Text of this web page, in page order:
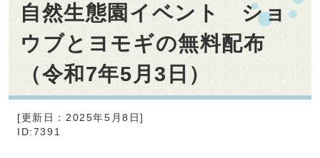
自然生態園イベント ショ
ウブとヨモギの無料配布
（令和7年5月3日）
[更新日：2025年5月8日]
ID:7391